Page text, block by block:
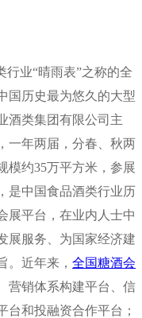
行业“晴雨表”之称的全
国历史最为悠久的大型
酒类集团有限公司主
一年两届，分春、秋两
模约35万平方米，参展
是中国食品酒类行业历
展平台，在业内人士中
展服务、为国家经济建
。近年来， 全国糖酒会
营销体系构建平台、信
台和投融资合作平台；